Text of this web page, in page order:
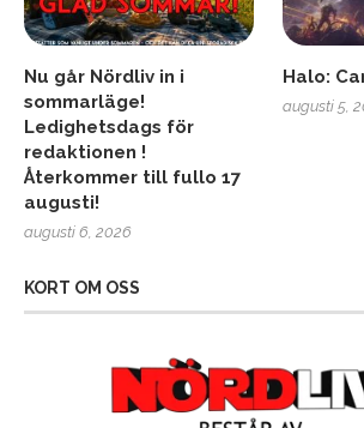
Nu går Nördliv in i
sommarläge!
Ledighetsdags för
redaktionen !
Återkommer till fullo 17
augusti!
augusti 6, 2026
Halo:
augusti 5,
KORT OM OSS